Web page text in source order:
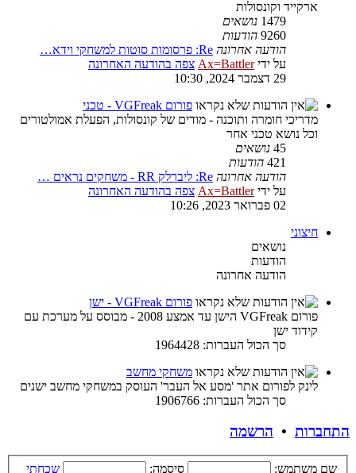
ארקייד וקונסולות
1479 נושאים
9260 הודעות
הודעה אחרונה Re: פרסומות סוטות למשחקי וידא…
על ידיAx=Battler צפה בהודעה האחרונה
29 דצמבר 2024, 10:30
פורום VGFreak - טכני
מדריכי חומרה ותוכנה - מודים של קונסולות, הפעלת אמולטורים
וכל נושא טכני אחר
45 נושאים
421 הודעות
הודעה אחרונה Re: ליברלק RR - משחקים נראים …
על ידיAx=Battler צפה בהודעה האחרונה
02 פברואר 2023, 10:26
חיצוני
נושאים
הודעות
הודעה אחרונה
פורום VGFreak - ישן
פורום VGFreak הישן עד אמצע 2008 - מבוסס על מערכת עם
קידוד ישן
סך הכול העברות: 1964428
משחקי מחשב
לינק לפורום אתר 'מסע אל העבר' העוסק במשחקי מחשב ישנים
סך הכול העברות: 1906766
התחברות • הרשמה
שם משתמש: סיסמה:
שכחתי